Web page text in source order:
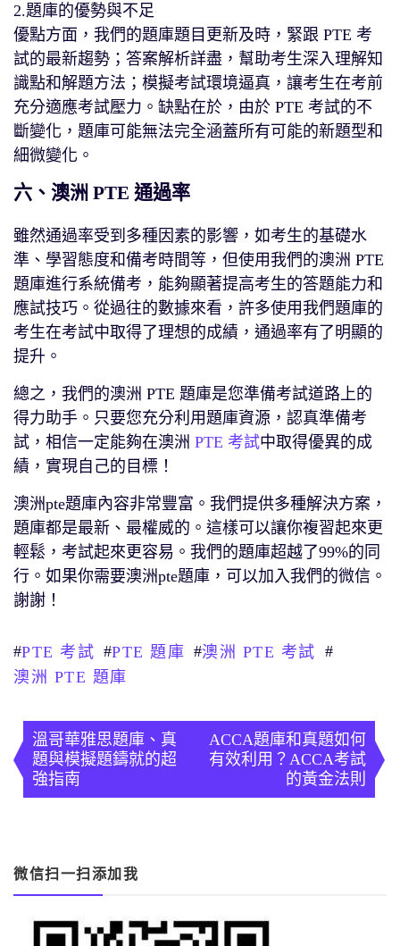
2.題庫的優勢與不足
優點方面，我們的題庫題目更新及時，緊跟 PTE 考
試的最新趨勢；答案解析詳盡，幫助考生深入理解知
識點和解題方法；模擬考試環境逼真，讓考生在考前
充分適應考試壓力。缺點在於，由於 PTE 考試的不
斷變化，題庫可能無法完全涵蓋所有可能的新題型和
細微變化。
六、澳洲 PTE 通過率
雖然通過率受到多種因素的影響，如考生的基礎水
準、學習態度和備考時間等，但使用我們的澳洲 PTE
題庫進行系統備考，能夠顯著提高考生的答題能力和
應試技巧。從過往的數據來看，許多使用我們題庫的
考生在考試中取得了理想的成績，通過率有了明顯的
提升。
總之，我們的澳洲 PTE 題庫是您準備考試道路上的
得力助手。只要您充分利用題庫資源，認真準備考
試，相信一定能夠在澳洲 PTE 考試中取得優異的成
績，實現自己的目標！
澳洲pte題庫內容非常豐富。我們提供多種解決方案，
題庫都是最新、最權威的。這樣可以讓你複習起來更
輕鬆，考試起來更容易。我們的題庫超越了99%的同
行。如果你需要澳洲pte題庫，可以加入我們的微信。
謝謝！
#PTE 考試 #PTE 題庫 #澳洲 PTE 考試 #
澳洲 PTE 題庫
章
導
覽
溫哥華雅思題庫、真
題與模擬題鑄就的超
強指南
ACCA題庫和真題如何
有效利用？ACCA考試
的黃金法則
微信扫一扫添加我